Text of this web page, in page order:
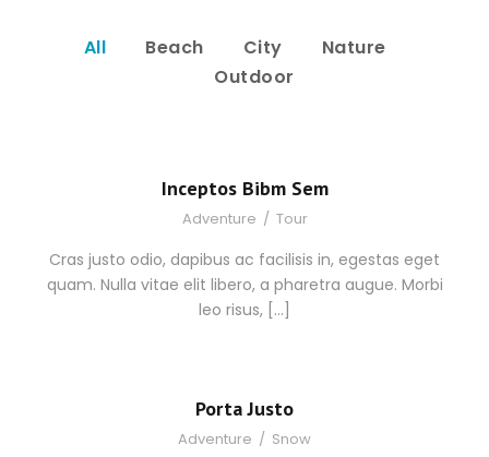
All Beach City
Nature
Outdoor
Inceptos Bibm Sem
Adventure / Tour
Cras justo odio, dapibus ac facilisis in, egestas eget
quam. Nulla vitae elit libero, a pharetra augue. Morbi
leo risus, […]
Porta Justo
Adventure / Snow